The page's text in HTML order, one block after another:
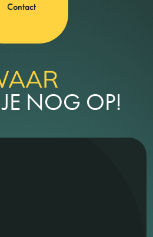
Contact
NOG OP!